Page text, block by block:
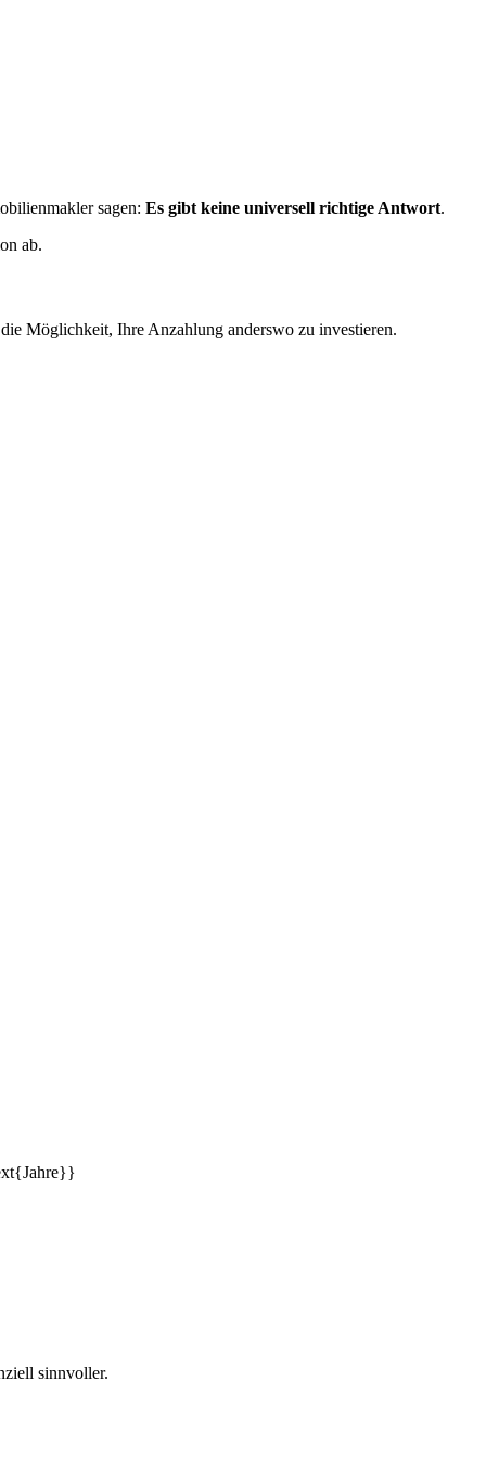
sagen: Es gibt keine universell richtige Antwort.
ab.
Möglichkeit, Ihre Anzahlung anderswo zu investieren.
sinnvoller.